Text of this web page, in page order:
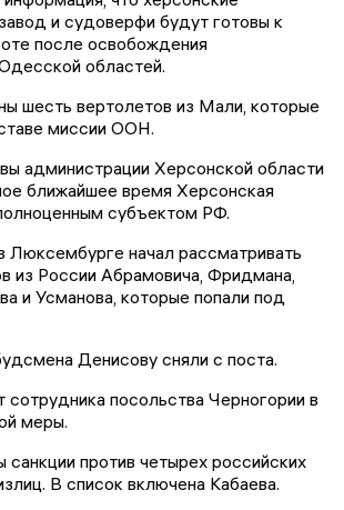
и судоверфи будут готовы к
после освобождения
областей.
шесть вертолетов из Мали, которые
миссии ООН.
администрации Херсонской области
ближайшее время Херсонская
субъектом РФ.
начал рассматривать
из России Абрамовича, Фридмана,
и Усманова, которые попали под
Денисову сняли с поста.
сотрудника посольства Черногории в
меры.
санкции против четырех российских
В список включена Кабаева.